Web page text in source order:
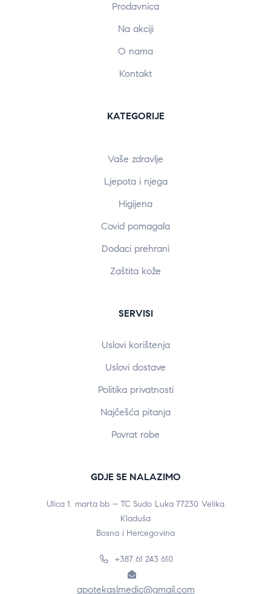
Prodavnica
Na akciji
O nama
Kontakt
KATEGORIJE
Vaše zdravlje
Ljepota i njega
Higijena
Covid pomagala
Dodaci prehrani
Zaštita kože
SERVISI
Uslovi korištenja
Uslovi dostave
Politika privatnosti
Najčešća pitanja
Povrat robe
GDJE SE NALAZIMO
Ulica 1. marta bb – TC Sudo Luka 77230 Velika
Kladuša
Bosna i Hercegovina
+387 61 243 610
apotekaslmedic@gmail.com